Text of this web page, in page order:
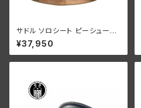
サドル ソロシート ピーシュータ
ー / レーシングスタイル アイボ
リー ハーレーダビッドソン チョ
ッパー ボバー
¥37,950